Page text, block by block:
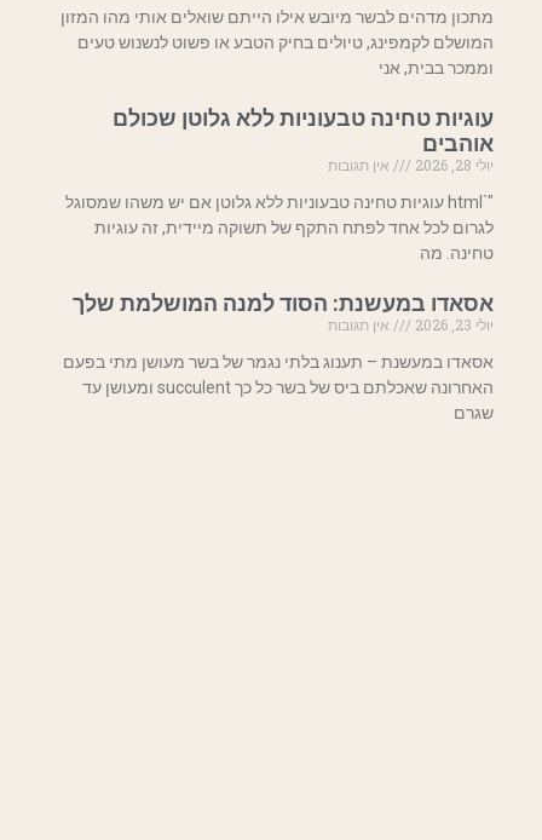
מתכון מדהים לבשר מיובש אילו הייתם שואלים אותי מהו המזון
המושלם לקמפינג, טיולים בחיק הטבע או פשוט לנשנוש טעים
וממכר בבית, אני
עוגיות טחינה טבעוניות ללא גלוטן שכולם
אוהבים
יולי 28, 2026
אין תגובות
"`html עוגיות טחינה טבעוניות ללא גלוטן אם יש משהו שמסוגל
לגרום לכל אחד לפתח התקף של תשוקה מיידית, זה עוגיות
טחינה. מה
אסאדו במעשנת: הסוד למנה המושלמת שלך
יולי 23, 2026
אין תגובות
אסאדו במעשנת – תענוג בלתי נגמר של בשר מעושן מתי בפעם
האחרונה שאכלתם ביס של בשר כל כך succulent ומעושן עד
שגרם